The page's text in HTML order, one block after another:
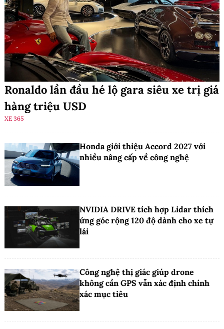
Ronaldo lần đầu hé lộ gara siêu xe trị giá
hàng triệu USD
XE 365
Honda giới thiệu Accord 2027 với
nhiều nâng cấp về công nghệ
NVIDIA DRIVE tích hợp Lidar thích
ứng góc rộng 120 độ dành cho xe tự
lái
Công nghệ thị giác giúp drone
không cần GPS vẫn xác định chính
xác mục tiêu